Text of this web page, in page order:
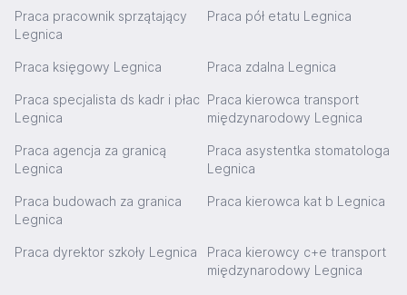
Praca pracownik sprzątający
Legnica
Praca pół etatu Legnica
Praca księgowy Legnica Praca zdalna Legnica
Praca specjalista ds kadr i płac
Legnica
Praca kierowca transport
międzynarodowy Legnica
Praca agencja za granicą
Legnica
Praca asystentka stomatologa
Legnica
Praca budowach za granica
Legnica
Praca kierowca kat b Legnica
Praca dyrektor szkoły Legnica
Praca kierowcy c+e transport
międzynarodowy Legnica